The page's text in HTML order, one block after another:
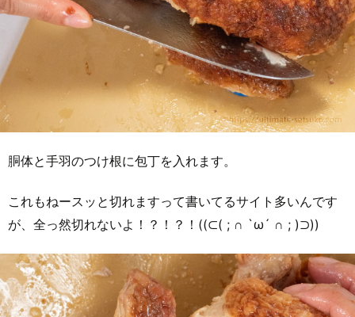
胴体と手羽のつけ根に包丁を入れます。
これもねースッと切れますって書いてるサイト多いんです
が、全っ然切れないよ！？！？！((⊂( ; ∩ `ω´ ∩ ; )⊃))